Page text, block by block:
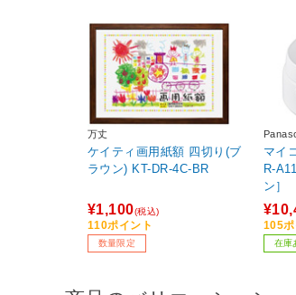
万丈
ケイティ画用紙額 四切り(ブ
ラウン) KT-DR-4C-BR
¥1,100(税込)
110ポイント
数量限定
マイコン
R-
ン］
105ポ
在庫